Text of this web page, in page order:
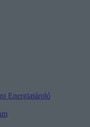
Energiatároló